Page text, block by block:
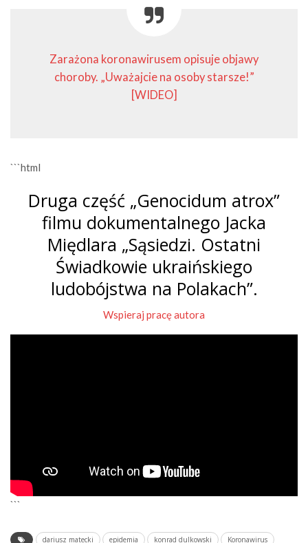
Zarażona koronawirusem opisuje objawy
choroby. „Uważajcie na osoby starsze!”
[WIDEO]
```html
Druga część „Genocidum atrox”
filmu dokumentalnego Jacka
Międlara „Sąsiedzi. Ostatni
Świadkowie ukraińskiego
ludobójstwa na Polakach”.
Wspieraj pracę autora
```
dariusz matecki epidemia konrad dulkowski Koronawirus